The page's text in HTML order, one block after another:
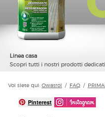
Linea casa
Scopri tutti i nostri prodotti
Voi siete qui: Owatrol / FAQ /
Pinterest